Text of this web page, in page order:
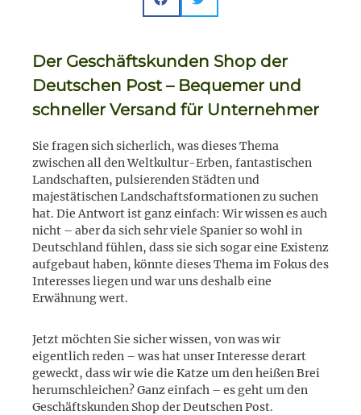
Der Geschäftskunden Shop der
Deutschen Post – Bequemer und
schneller Versand für Unternehmer
Sie fragen sich sicherlich, was dieses Thema
zwischen all den Weltkultur-Erben, fantastischen
Landschaften, pulsierenden Städten und
majestätischen Landschaftsformationen zu suchen
hat. Die Antwort ist ganz einfach: Wir wissen es auch
nicht – aber da sich sehr viele Spanier so wohl in
Deutschland fühlen, dass sie sich sogar eine Existenz
aufgebaut haben, könnte dieses Thema im Fokus des
Interesses liegen und war uns deshalb eine
Erwähnung wert.
Jetzt möchten Sie sicher wissen, von was wir
eigentlich reden – was hat unser Interesse derart
geweckt, dass wir wie die Katze um den heißen Brei
herumschleichen? Ganz einfach – es geht um den
Geschäftskunden Shop der Deutschen Post.